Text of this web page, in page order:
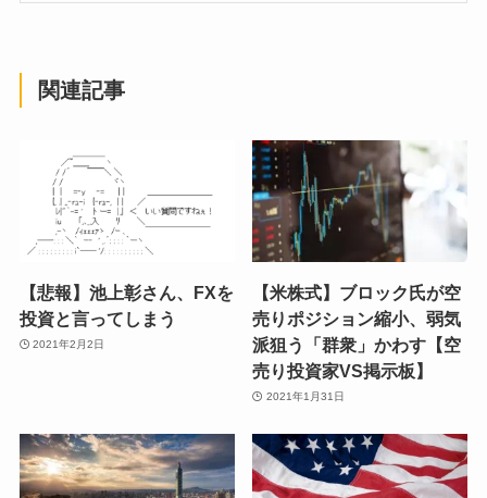
関連記事
【悲報】池上彰さん、FXを
投資と言ってしまう
2021年2月2日
【米株式】ブロック氏が空
売りポジション縮小、弱気
派狙う「群衆」かわす【空
売り投資家VS掲示板】
2021年1月31日